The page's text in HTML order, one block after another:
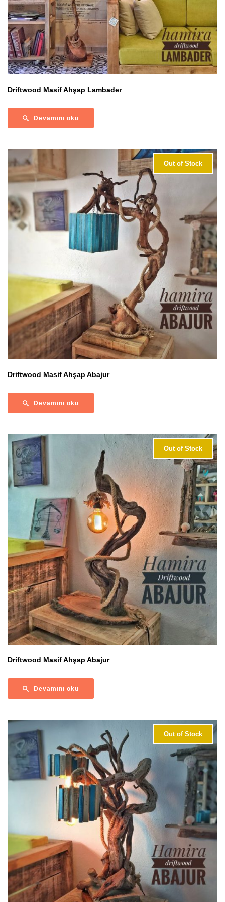
Driftwood Masif Ahşap Lambader
Devamını oku
Driftwood Masif Ahşap Abajur
Out of Stock
Devamını oku
Driftwood Masif Ahşap Abajur
Out of Stock
Devamını oku
Out of Stock